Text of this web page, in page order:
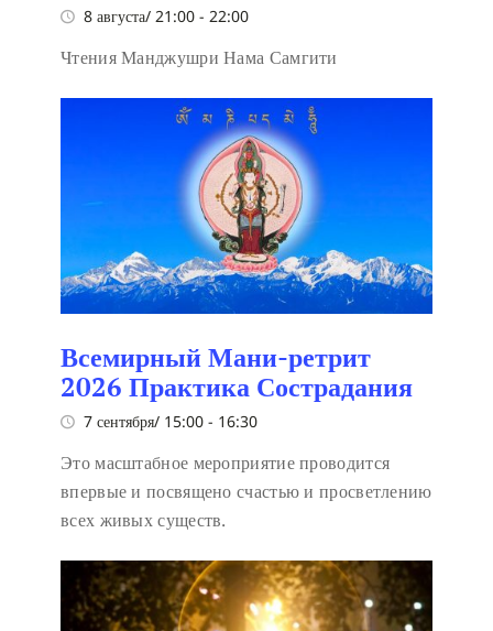
8 августа/ 21:00 - 22:00
Чтения Манджушри Нама Самгити
Всемирный Мани-ретрит
2026 Практика Сострадания
7 сентября/ 15:00 - 16:30
Это масштабное мероприятие проводится
впервые и посвящено счастью и просветлению
всех живых существ.